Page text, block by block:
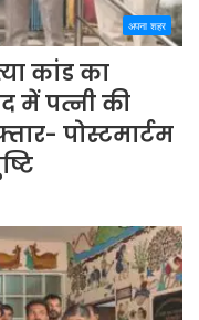
अपना शहर
कांड का
में पत्नी की
पोस्टमार्टम